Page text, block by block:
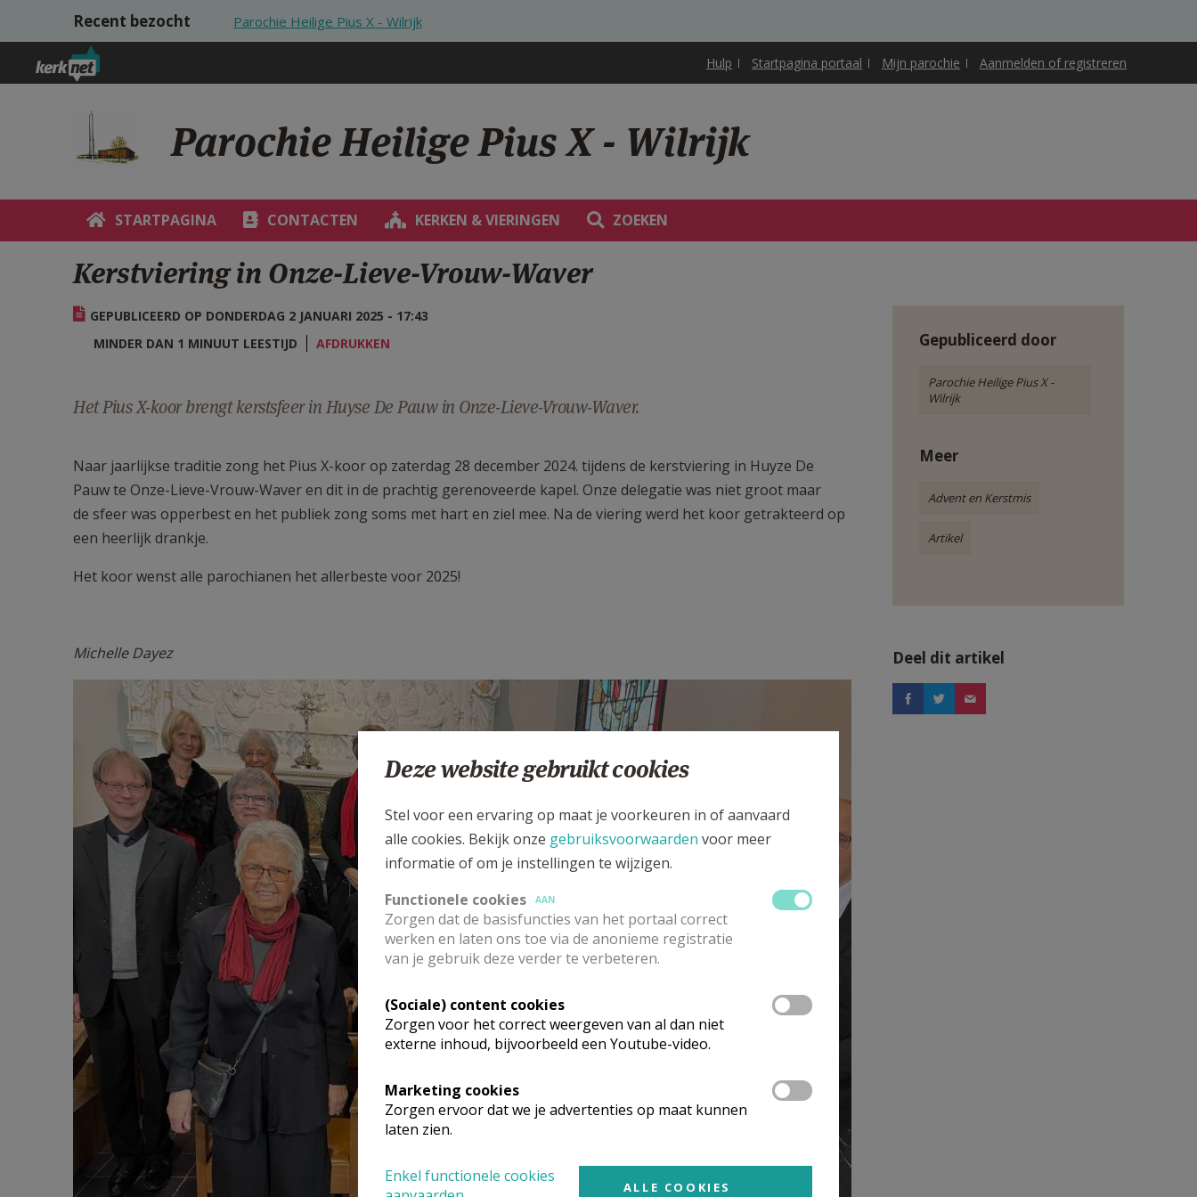
Overslaan en naar de inhoud gaan
Recent bezocht Parochie Heilige Pius X - Wilrijk
Hulp Startpagina portaal Mijn parochie Aanmelden of registreren
Parochie Heilige Pius X - Wilrijk
STARTPAGINA CONTACTEN KERKEN & VIERINGEN ZOEKEN
Kerstviering in Onze-Lieve-Vrouw-Waver
GEPUBLICEERD OP DONDERDAG 2 JANUARI 2025 - 17:43
MINDER DAN 1 MINUUT LEESTIJD
AFDRUKKEN
Het Pius X-koor brengt kerstsfeer in Huyse De Pauw in Onze-Lieve-Vrouw-Waver.
Naar jaarlijkse traditie zong het Pius X-koor op zaterdag 28 december 2024. tijdens de kerstviering in Huyze De
Pauw te Onze-Lieve-Vrouw-Waver en dit in de prachtig gerenoveerde kapel. Onze delegatie was niet groot maar
de sfeer was opperbest en het publiek zong soms met hart en ziel mee. Na de viering werd het koor getrakteerd op
een heerlijk drankje.
Het koor wenst alle parochianen het allerbeste voor 2025!
Michelle Dayez
Gepubliceerd door
Parochie Heilige Pius X -
Wilrijk
Meer
Advent en Kerstmis
Artikel
Deel dit artikel
Deze website gebruikt cookies
Stel voor een ervaring op maat je voorkeuren in of aanvaard
alle cookies. Bekijk onze gebruiksvoorwaarden voor meer
informatie of om je instellingen te wijzigen.
Functionele cookies
AAN
Zorgen dat de basisfuncties van het portaal correct
werken en laten ons toe via de anonieme registratie
van je gebruik deze verder te verbeteren.
(Sociale) content cookies
Zorgen voor het correct weergeven van al dan niet
externe inhoud, bijvoorbeeld een Youtube-video.
Marketing cookies
Zorgen ervoor dat we je advertenties op maat kunnen
laten zien.
Enkel functionele cookies
ALLE COOKIES